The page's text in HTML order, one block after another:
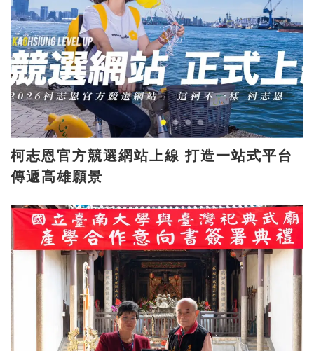
柯志恩官方競選網站上線 打造一站式平台
傳遞高雄願景